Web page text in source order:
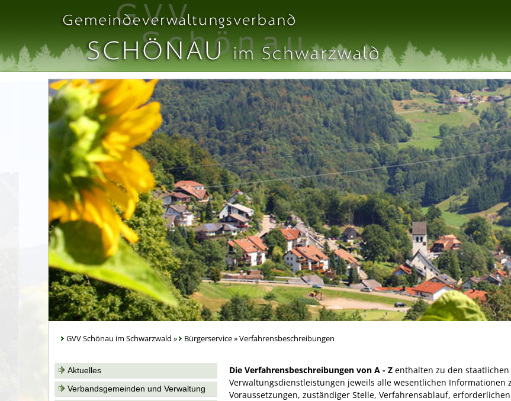
GVV Schönau im Schwarzwald » Bürgerservice»Verfahrensbeschreibungen
Aktuelles
Verbandsgemeinden und Verwaltung
Die Verfahrensbeschreibungen von A - Z enthalten zu den staatlichen
Verwaltungsdienstleistungen jeweils alle wesentlichen Informationen
Voraussetzungen, zuständiger Stelle, Verfahrensablauf,